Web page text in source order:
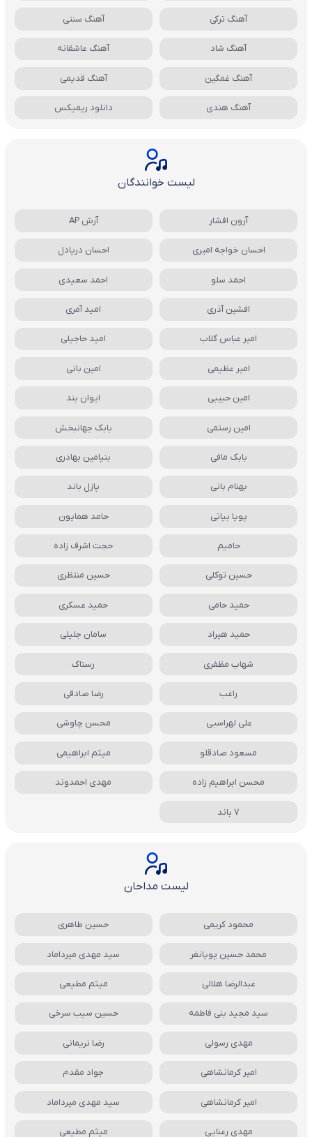
آهنگ ترکی آهنگ سنتی
آهنگ شاد آهنگ عاشقانه
آهنگ غمگین آهنگ قدیمی
آهنگ هندی دانلود ریمیکس
لیست خوانندگان
آرون افشار آرش AP
احسان خواجه امیری احسان دریادل
احمد سلو احمد سعیدی
افشین آذری امید آمری
امیر عباس گلاب امید حاجیلی
امیر عظیمی امین بانی
امین حبیبی ایوان بند
امین رستمی بابک جهانبخش
بابک مافی بنیامین بهادری
بهنام بانی پازل باند
پویا بیاتی حامد همایون
حامیم حجت اشرف زاده
حسین توکلی حسین منتظری
حمید حامی حمید عسکری
حمید هیراد سامان جلیلی
شهاب مظفری رستاک
راغب رضا صادقی
علی لهراسبی محسن چاوشی
مسعود صادقلو میثم ابراهیمی
محسن ابراهیم زاده مهدی احمدوند
7 باند
لیست مداحان
محمود کریمی حسین طاهری
محمد حسین پویانفر سید مهدی میرداماد
عبدالرضا هلالی میثم مطیعی
سید مجید بنی فاطمه حسین سیب سرخی
مهدی رسولی رضا نریمانی
امیر کرمانشاهی جواد مقدم
امیر کرمانشاهی سید مهدی میرداماد
مهدی رعنایی میثم مطیعی